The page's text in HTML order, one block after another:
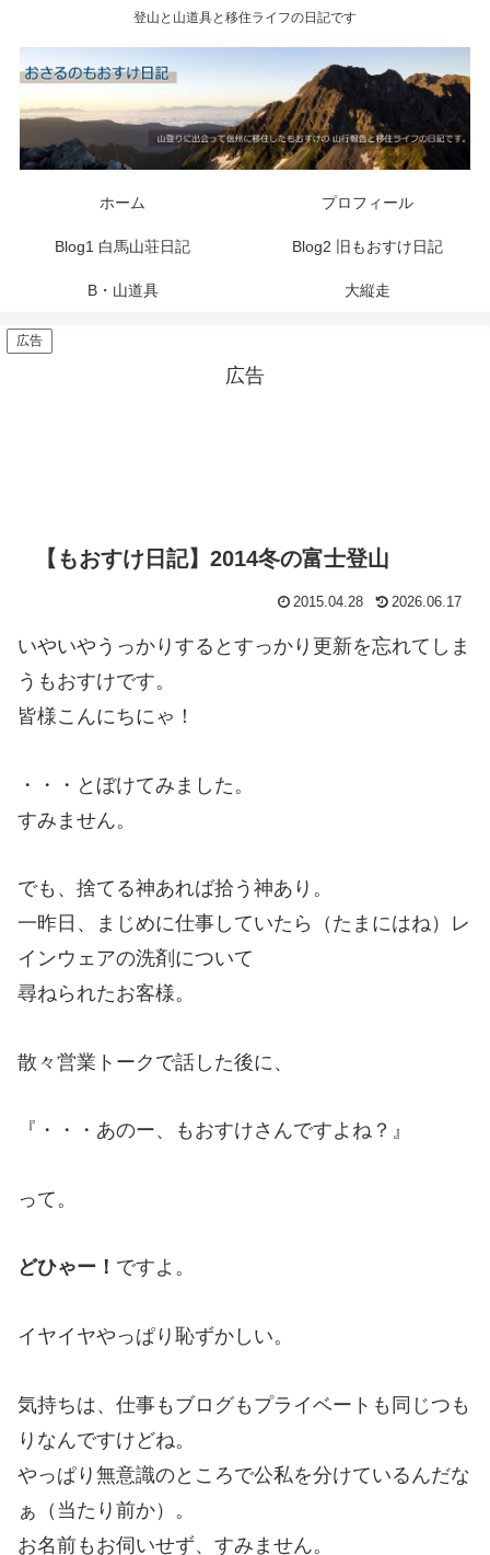
登山と山道具と移住ライフの日記です
ホーム プロフィール
Blog1 白馬山荘日記 Blog2 旧もおすけ日記
B・山道具 大縦走
広告
広告
【もおすけ日記】2014冬の富士登山
2015.04.28 2026.06.17
いやいやうっかりするとすっかり更新を忘れてしま
うもおすけです。
皆様こんにちにゃ！
・・・とぼけてみました。
すみません。
でも、捨てる神あれば拾う神あり。
一昨日、まじめに仕事していたら（たまにはね）レ
インウェアの洗剤について
尋ねられたお客様。
散々営業トークで話した後に、
『・・・あのー、もおすけさんですよね？』
って。
どひゃー！ ですよ。
イヤイヤやっぱり恥ずかしい。
気持ちは、仕事もブログもプライベートも同じつも
りなんですけどね。
やっぱり無意識のところで公私を分けているんだな
ぁ（当たり前か）。
お名前もお伺いせず、すみません。